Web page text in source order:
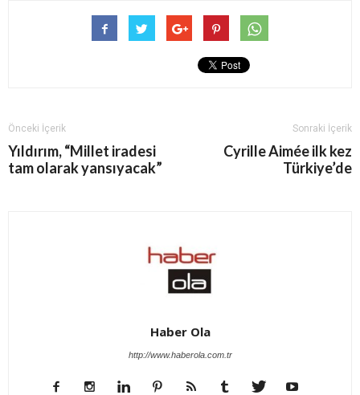
Önceki İçerik
Yıldırım, “Millet iradesi
tam olarak yansıyacak”
Sonraki İçerik
Cyrille Aimée ilk kez
Türkiye’de
Haber Ola
http://www.haberola.com.tr